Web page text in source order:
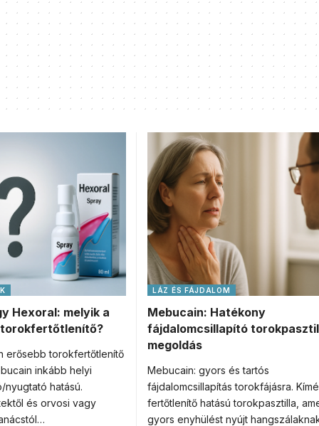
Hexoral: melyik a
erősebb torokfertőtlenítő
inkább helyi
nyugtató hatású.
és orvosi vagy
LÁZ ÉS FÁJDALOM
Mebucain: Hatékony
fájdalomcsillapító
megoldás
Mebucain: gyors és tartós
fájdalomcsillapítás torokfájásra.
fertőtlenítő hatású torokpasztilla,
gyors enyhülést nyújt